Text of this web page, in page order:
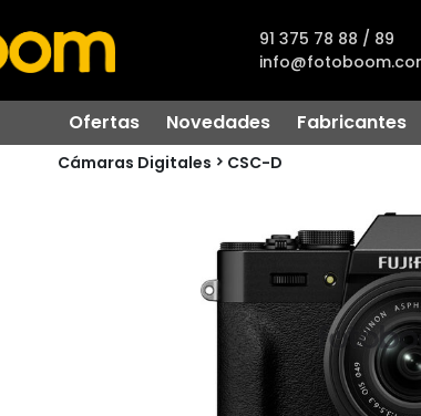
91 375 78 88 / 89
Ofertas Novedades Fabricantes
Cámaras Digitales CSC-D